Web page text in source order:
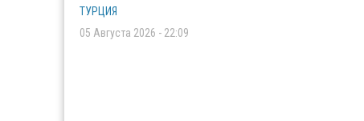
ТУРЦИЯ
05 Августа 2026 - 22:09